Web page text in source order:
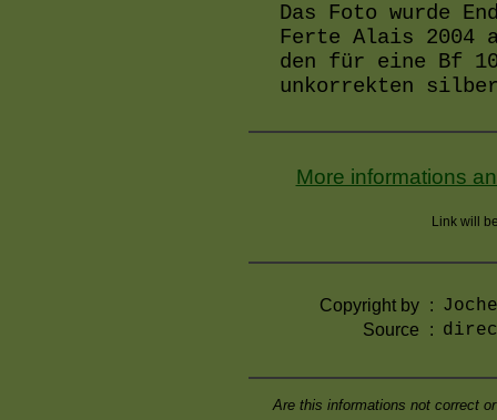
Das Foto wurde
Ferte Alais 2004
den für eine Bf
unkorrekten
More informations
Link will
Copyright by :
Source :
Are this informations not correct